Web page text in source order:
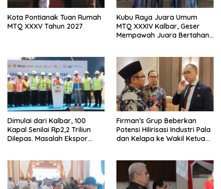
Kota Pontianak Tuan Rumah
MTQ XXXV Tahun 2027
Kubu Raya Juara Umum
MTQ XXXIV Kalbar, Geser
Mempawah Juara Bertahan
Dimulai dari Kalbar, 100
Kapal Senilai Rp2,2 Triliun
Dilepas. Masalah Ekspor
Firman’s Grup Beberkan
Potensi Hilirisasi Industri Pala
dan Kelapa ke Wakil Ketua